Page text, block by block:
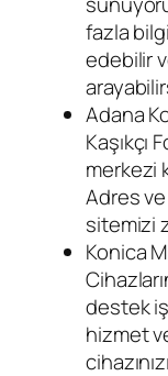
fazla
edebilir
Adana
Kaşıkçı
merkezi
Adres
sitemizi
Konica
destek
hizmet